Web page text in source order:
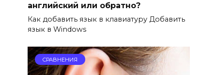
английский или обратно?
Как добавить язык в клавиатуру Добавить
язык в Windows
СРАВНЕНИЯ